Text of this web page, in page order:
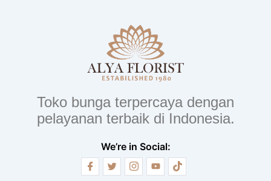
Toko bunga terpercaya dengan
pelayanan terbaik di Indonesia.
We’re in Social: